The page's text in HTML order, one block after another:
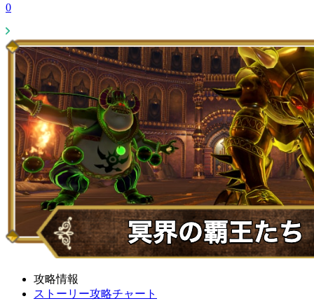
0
攻略情報
ストーリー攻略チャート